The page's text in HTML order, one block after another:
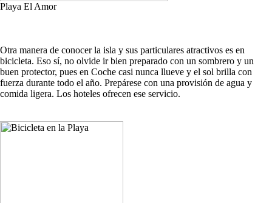
Playa El Amor
Otra manera de conocer la isla y sus particulares atractivos es en
bicicleta. Eso sí, no olvide ir bien preparado con un sombrero y un
buen protector, pues en Coche casi nunca llueve y el sol brilla con
fuerza durante todo el año. Prepárese con una provisión de agua y
comida ligera. Los hoteles ofrecen ese servicio.